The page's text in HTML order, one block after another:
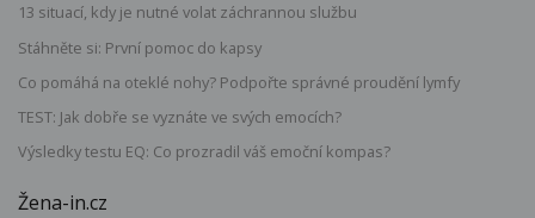
13 situací, kdy je nutné volat záchrannou službu
Stáhněte si: První pomoc do kapsy
Co pomáhá na oteklé nohy? Podpořte správné proudění lymfy
TEST: Jak dobře se vyznáte ve svých emocích?
Výsledky testu EQ: Co prozradil váš emoční kompas?
Žena-in.cz